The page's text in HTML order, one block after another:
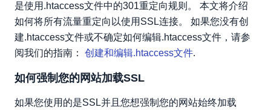
是使用.htaccess文件中的301重定向规则。 本文将介绍
如何将所有流量重定向以使用SSL连接。 如果您没有创
建.htaccess文件或不确定如何编辑.htaccess文件，请参
阅我们的指南： 创建和编辑.htaccess文件.
如何强制您的网站加载SSL
如果您使用的是SSL并且您想强制您的网站始终加载